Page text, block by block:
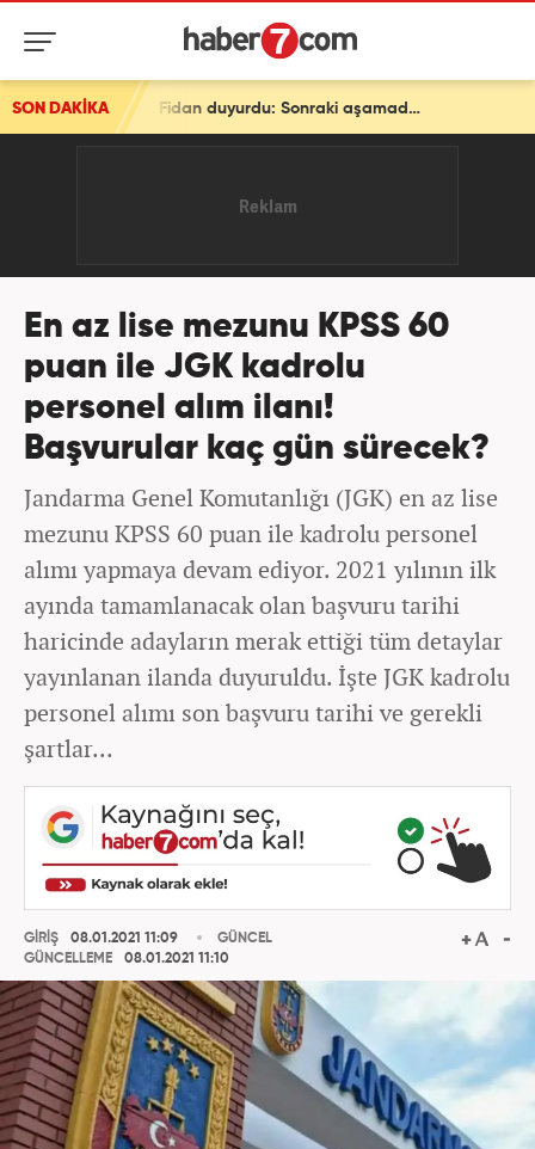
SON DAKİKA Son dakika: Ve bir ülke daha ittifaka katılıyor! Bakan Fidan duyurdu: Sonraki aşamada...
En az lise mezunu KPSS 60
puan ile JGK kadrolu
personel alım ilanı!
Başvurular kaç gün sürecek?
Jandarma Genel Komutanlığı (JGK) en az lise
mezunu KPSS 60 puan ile kadrolu personel
alımı yapmaya devam ediyor. 2021 yılının ilk
ayında tamamlanacak olan başvuru tarihi
haricinde adayların merak ettiği tüm detaylar
yayınlanan ilanda duyuruldu. İşte JGK kadrolu
personel alımı son başvuru tarihi ve gerekli
şartlar...
GİRİŞ
08.01.2021 11:09
GÜNCELLEME
08.01.2021 11:10
GÜNCEL